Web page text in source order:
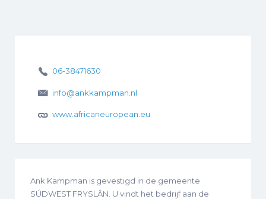
06-38471630
info@ankkampman.nl
www.africaneuropean.eu
Ank Kampman is gevestigd in de gemeente
SÚDWEST FRYSLÂN. U vindt het bedrijf aan de